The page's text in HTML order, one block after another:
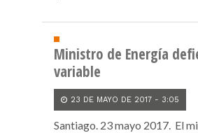
Ministro de Energía
variable
23 DE MAYO DE 2017 - 3:05
Santiago. 23 mayo 2017. El